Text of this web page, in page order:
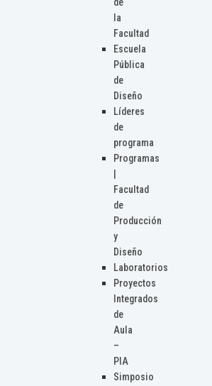
de
la
Facultad
Escuela
Pública
de
Diseño
Líderes
de
programa
Programas
Facultad
de
Producción
y
Diseño
Laboratorios
Proyectos
Integrados
de
Aula
–
PIA
Simposio